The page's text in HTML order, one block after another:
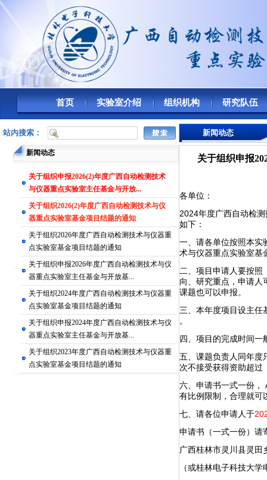
首页 实验室介绍 组织机构 研究队伍
站内搜索：
新闻动态
​关于组织申报2026(2)年度广西自动检测技术
与仪器重点实验室主任基金与开放...
关于组织2026(2)年度广西自动检测技术与仪
器重点实验室基金项目结题的通知
关于组织2026年度广西自动检测技术与仪器重
点实验室基金项目结题的通知
​关于组织申报2026年度广西自动检测技术与仪
器重点实验室主任基金与开放基...
关于组织2024年度广西自动检测技术与仪器重
点实验室基金项目结题的通知
关于组织申报2024年度广西自动检测技术与仪
器重点实验室主任基金与开放基...
关于组织2023年度广西自动检测技术与仪器重
点实验室基金项目结题的通知
新闻动态
关于组织申报
各单位：
2024年度广西自动检
如下：
一、请各单位按照本实
术与仪器重点实验室基
二、项目申请人要按
向、研究重点，申请人
课题也可以申报。
三、本年度项目设主任
。
四、项目的完成时间一
五、课题负责人同年度
次不接受获得资助超过
六、申请书一式一份，
有比例限制，合理就可
七、请各位申请人于
申请书（一式一份）请
广西桂林市灵川县灵
（或桂林电子科技大